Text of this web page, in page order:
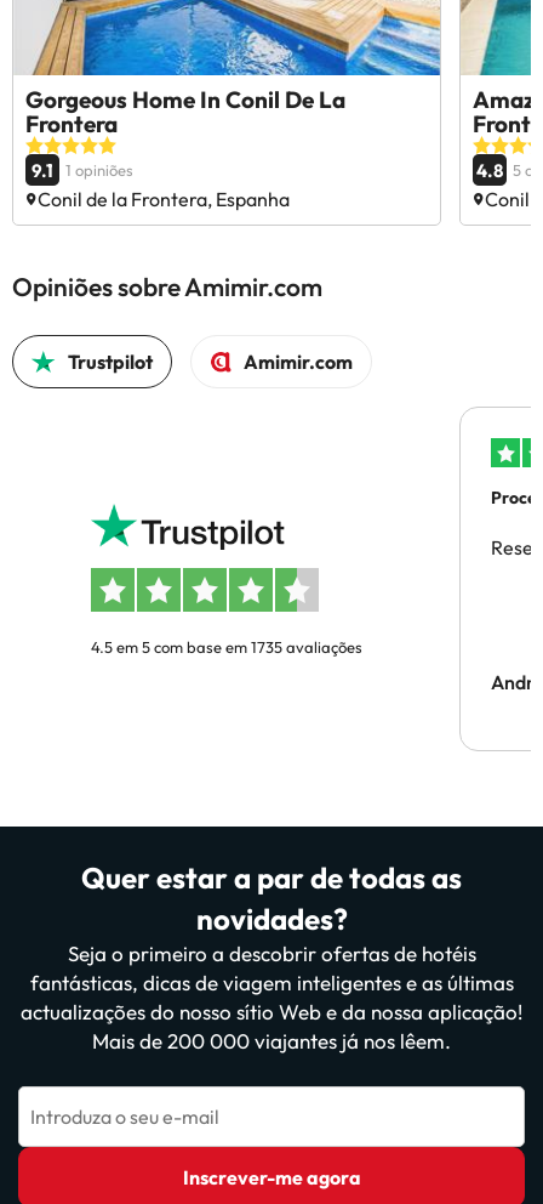
Gorgeous Home In Conil De La
Frontera
9.1 1 opiniões
Conil de la Frontera, Espanha
4.8 5
Conil
Opiniões sobre Amimir.com
Trustpilot Amimir.com
4.5 em 5 com base em 1735 avaliações
Quer estar a par de todas as
novidades?
Seja o primeiro a descobrir ofertas de hotéis
fantásticas, dicas de viagem inteligentes e as últimas
actualizações do nosso sítio Web e da nossa aplicação!
Mais de 200 000 viajantes já nos lêem.
Introduza o seu e-mail
Inscrever-me agora